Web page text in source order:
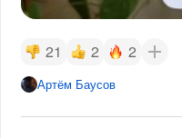
21 2 2
Артём Баусов